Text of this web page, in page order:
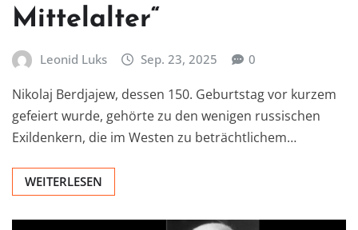
Mittelalter“
Leonid Luks Sep. 23, 2025 0
Nikolaj Berdjajew, dessen 150. Geburtstag vor kurzem
gefeiert wurde, gehörte zu den wenigen russischen
Exildenkern, die im Westen zu beträchtlichem…
WEITERLESEN